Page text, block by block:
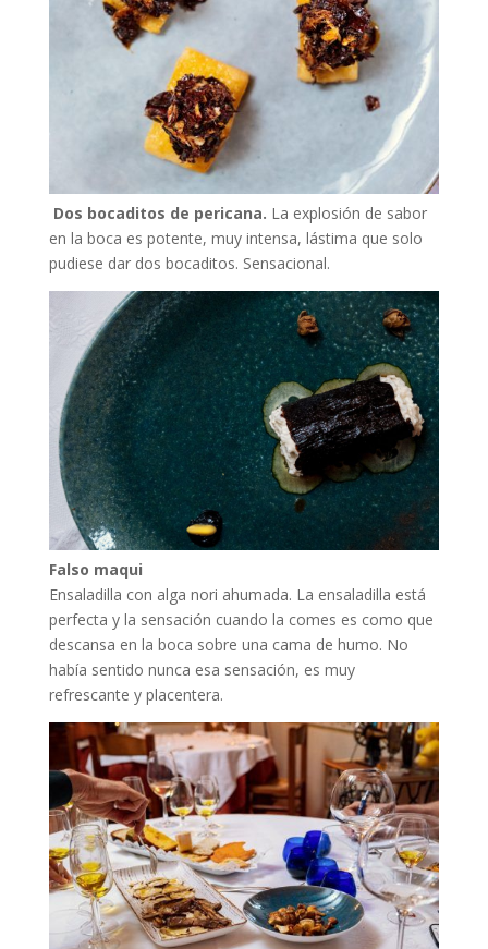
Dos bocaditos de pericana. La explosión de sabor
en la boca es potente, muy intensa, lástima que solo
pudiese dar dos bocaditos. Sensacional.
Falso maqui
Ensaladilla con alga nori ahumada. La ensaladilla está
perfecta y la sensación cuando la comes es como que
descansa en la boca sobre una cama de humo. No
había sentido nunca esa sensación, es muy
refrescante y placentera.